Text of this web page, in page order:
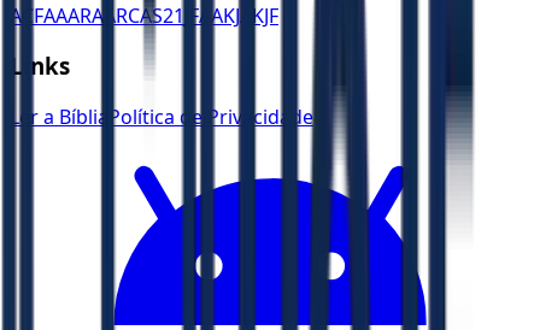
ACFAAARA ARCAS21 JFAAKJA KJF
Links
Ler a Bíblia Política de Privacidade